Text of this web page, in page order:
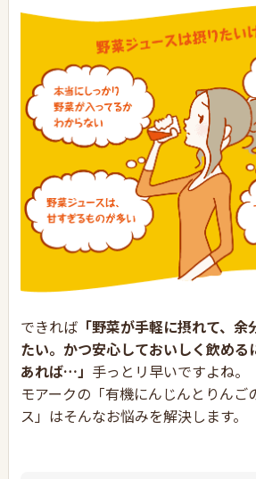
できれば「野菜が手軽に摂れて、余
たい。かつ安心しておいしく飲める
あれば…」 手っとリ早いですよね。
モアークの「有機にんじんとりんご
ス」はそんなお悩みを解決します。